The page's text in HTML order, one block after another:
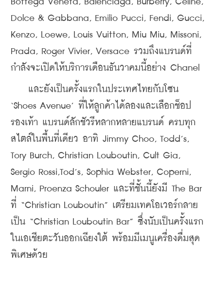
Dolce & Gabbana, Emilio Pucci, Fendi, Gucci,
Kenzo, Loewe, Louis Vuitton, Miu Miu, Missoni,
Prada, Roger Vivier, Versace รวมถึงแบรนด์ที่
กำลังจะเปิดให้บริการเดือนธันวาคมนี้อย่าง Chanel
และยังเป็นครั้งแรกในประเทศไทยกับโซน
‘Shoes Avenue’ ที่ให้ลูกค้าได้ลองและเลือกช็อป
รองเท้า แบรนด์ลักชัวรีหลากหลายแบรนด์ ครบทุก
สไตล์ในพื้นที่เดียว อาทิ Jimmy Choo, Todd’s,
Tory Burch, Christian Louboutin, Cult Gia,
Sergio Rossi,Tod’s, Sophia Webster, Coperni,
Marni, Proenza Schouler และที่ชั้นนี้ยังมี The Bar
ที่ “Christian Louboutin” เตรียมเทคโอเวอร์กลาย
เป็น “Christian Louboutin Bar” ซึ่งนับเป็นครั้งแรก
ในเอเชียตะวันออกเฉียงใต้ พร้อมมีเมนูเครื่องดื่มสุด
พิเศษด้วย